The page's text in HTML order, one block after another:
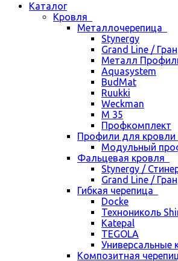
Каталог
Кровля
Металлочерепица
Stynergy
Grand Line /
Металл
Aquasystem
BudMat
Ruukki
Weckman
М 35
Профкомплект
Профили для кровли
Модульный
Фальцевая кровля
Stynergy /
Grand Line /
Гибкая черепица
Docke
Технониколь
Katepal
TEGOLA
Универсальные
Композитная